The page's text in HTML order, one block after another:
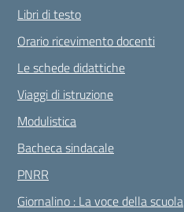
Libri di testo
Orario ricevimento docenti
Le schede didattiche
Viaggi di istruzione
Modulistica
Bacheca sindacale
PNRR
Giornalino : La voce della scuola